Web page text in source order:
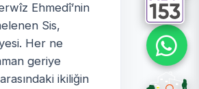
Ehmedî’nin
Sis,
Her ne
geriye
ikiliğin